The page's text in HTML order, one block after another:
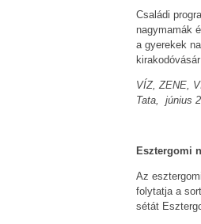
Családi
nagymamák
a gyerekek
kirakodóvásár
VÍZ, ZENE,
Tata, június
Esztergomi
Az
folytatja a
sétát